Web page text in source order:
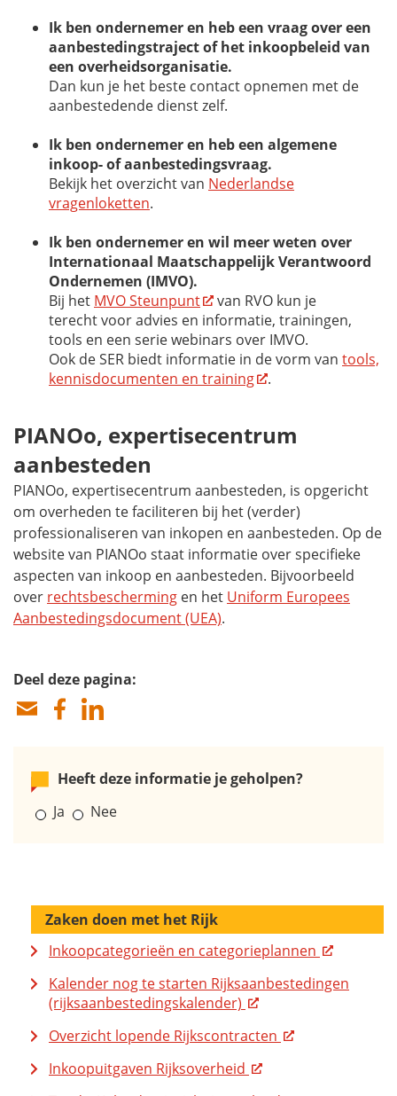
Ik ben ondernemer en heb een vraag over een
aanbestedingstraject of het inkoopbeleid van
een overheidsorganisatie.
Dan kun je het beste contact opnemen met de
aanbestedende dienst zelf.
Ik ben ondernemer en heb een algemene
inkoop- of aanbestedingsvraag.
Bekijk het overzicht van Nederlandse
vragenloketten.
Ik ben ondernemer en wil meer weten over
Internationaal Maatschappelijk Verantwoord
Ondernemen (IMVO).
Bij het MVO Steunpunt
van RVO kun je
terecht voor advies en informatie, trainingen,
tools en een serie webinars over IMVO.
Ook de SER biedt informatie in de vorm van tools,
kennisdocumenten en training
.
PIANOo, expertisecentrum
aanbesteden
PIANOo, expertisecentrum aanbesteden, is opgericht
om overheden te faciliteren bij het (verder)
professionaliseren van inkopen en aanbesteden. Op de
website van PIANOo staat informatie over specifieke
aspecten van inkoop en aanbesteden. Bijvoorbeeld
over rechtsbescherming en het Uniform Europees
Aanbestedingsdocument (UEA).
Deel deze pagina:
Heeft deze informatie je geholpen?
Ja
Nee
Zaken doen met het Rijk
Inkoopcategorieën en categorieplannen
Kalender nog te starten Rijksaanbestedingen
(rijksaanbestedingskalender)
Overzicht lopende Rijkscontracten
Inkoopuitgaven Rijksoverheid